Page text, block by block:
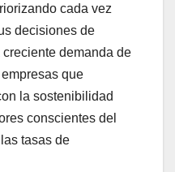
cada vez
decisiones de
demanda de
que
la sostenibilidad
conscientes del
tasas de